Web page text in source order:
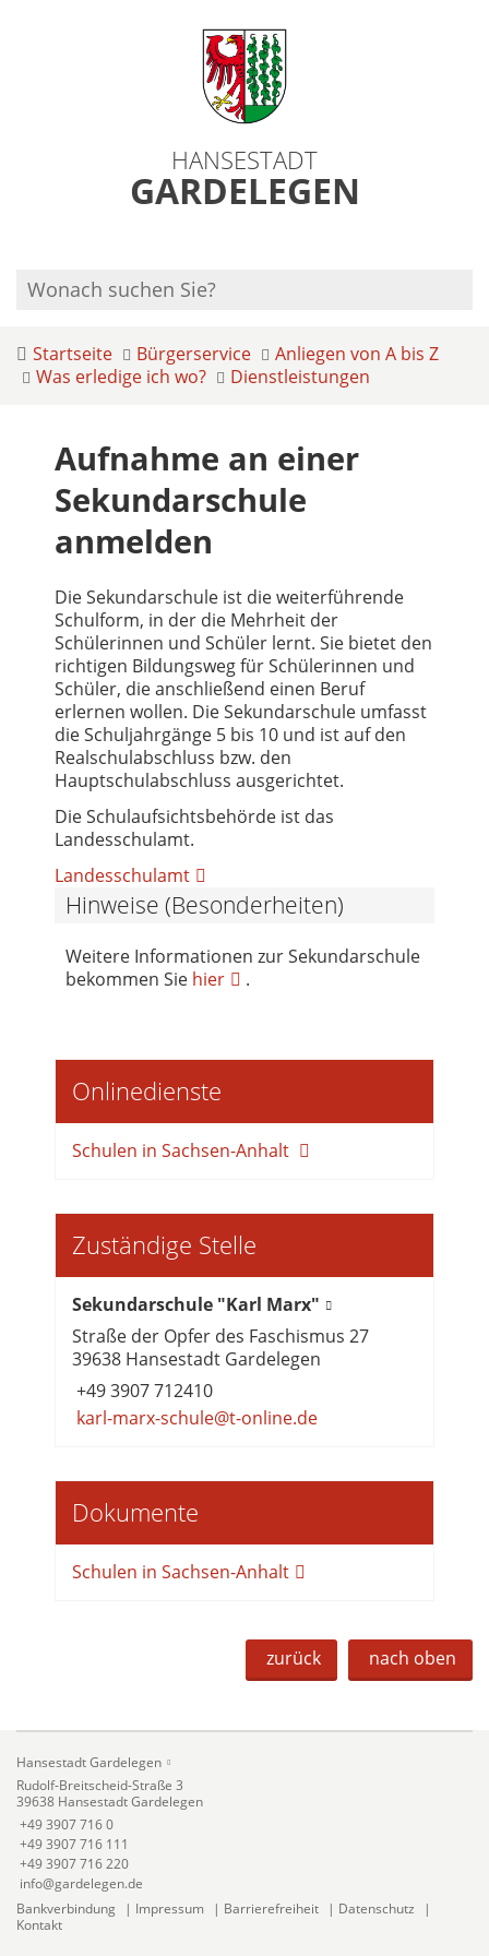
HANSESTADT
GARDELEGEN
Startseite Bürgerservice
Anliegen von A bis Z
Was erledige ich wo?
Dienstleistungen
Aufnahme an einer
Sekundarschule
anmelden
Die Sekundarschule ist die weiterführende
Schulform, in der die Mehrheit der
Schülerinnen und Schüler lernt. Sie bietet den
richtigen Bildungsweg für Schülerinnen und
Schüler, die anschließend einen Beruf
erlernen wollen. Die Sekundarschule umfasst
die Schuljahrgänge 5 bis 10 und ist auf den
Realschulabschluss bzw. den
Hauptschulabschluss ausgerichtet.
Die Schulaufsichtsbehörde ist das
Landesschulamt.
Landesschulamt
Hinweise (Besonderheiten)
Weitere Informationen zur Sekundarschule
bekommen Sie hier .
Onlinedienste
Schulen in Sachsen-Anhalt
Zuständige Stelle
Sekundarschule "Karl Marx"
Straße der Opfer des Faschismus 27
39638 Hansestadt Gardelegen
+49 3907 712410
karl-marx-schule@t-online.de
Dokumente
Schulen in Sachsen-Anhalt
zurück nach oben
Hansestadt Gardelegen
Rudolf-Breitscheid-Straße 3
39638 Hansestadt Gardelegen
+49 3907 716 0
+49 3907 716 111
+49 3907 716 220
info@gardelegen.de
Bankverbindung
| Impressum | Barrierefreiheit | Datenschutz
|
Kontakt